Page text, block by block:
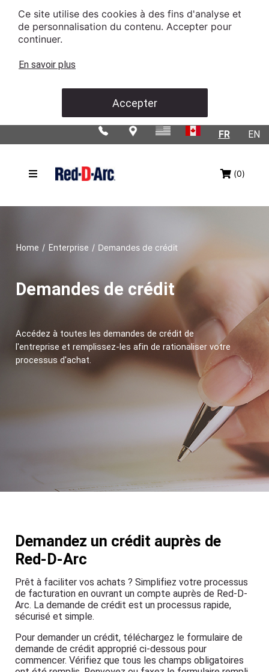
Ce site utilise des cookies à des fins d'analyse et
de personnalisation du contenu. Accepter pour
continuer.
En savoir plus
Accepter
EN
FR
(0)
Home / Enterprise / Demandes de crédit
Demandes de crédit
Accédez à toutes les demandes de crédit de
l'entreprise et remplissez-les afin de rationaliser votre
processus d'achat.
Demandez un crédit auprès de
Red-D-Arc
Prêt à faciliter vos achats ? Simplifiez votre processus
de facturation en ouvrant un compte auprès de Red-D-
Arc. La demande de crédit est un processus rapide,
sécurisé et simple.
Pour demander un crédit, téléchargez le formulaire de
demande de crédit approprié ci-dessous pour
commencer. Vérifiez que tous les champs obligatoires